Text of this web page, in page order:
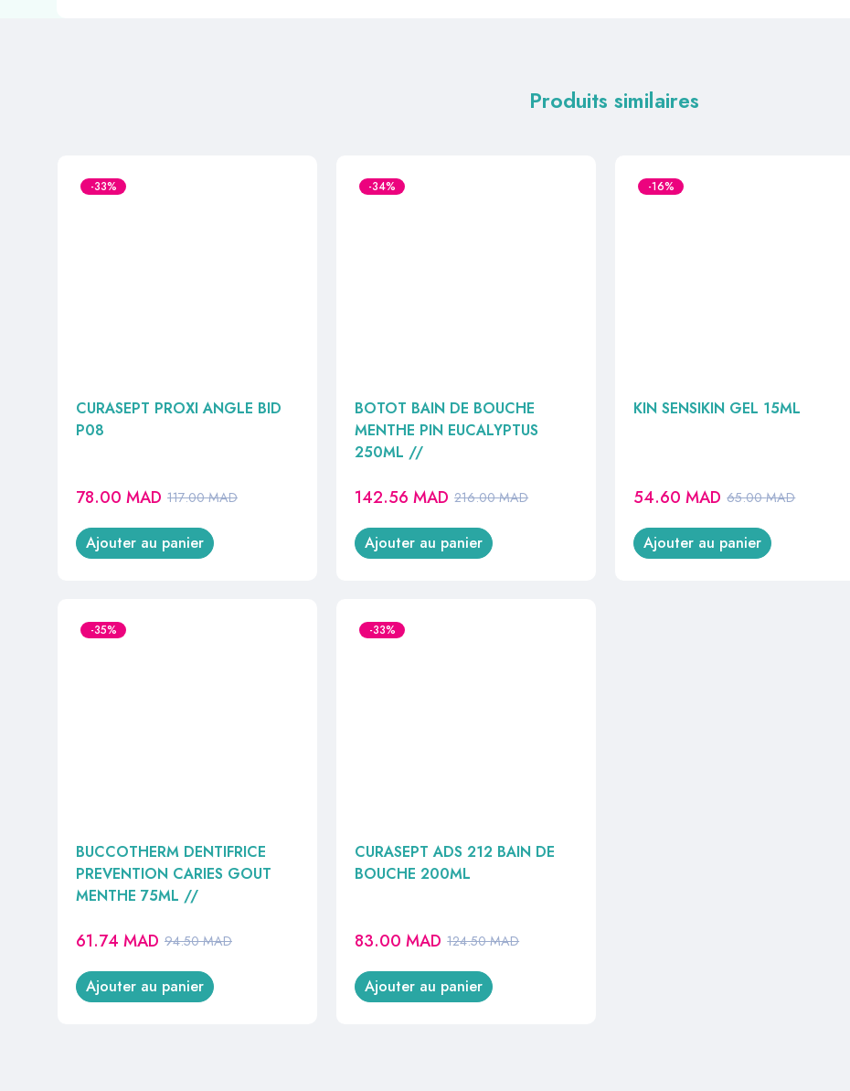
Produits similaires
-33%
CURASEPT PROXI ANGLE BID
P08
117.00MAD
78.00 MAD
Ajouter au panier
-34%
BOTOT BAIN DE BOUCHE
MENTHE PIN EUCALYPTUS
250ML //
216.00MAD
142.56MAD
Ajouter au panier
-16%
KIN SENSIKIN GEL 15ML
65.00MAD
54.60MAD
Ajouter au panier
-35%
BUCCOTHERM DENTIFRICE
PREVENTION CARIES GOUT
MENTHE 75ML //
94.50MAD
61.74 MAD
Ajouter au panier
-33%
CURASEPT ADS 212 BAIN DE
BOUCHE 200ML
124.50MAD
83.00MAD
Ajouter au panier